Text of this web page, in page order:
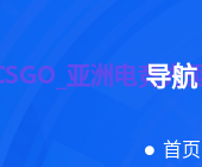
导航
首页